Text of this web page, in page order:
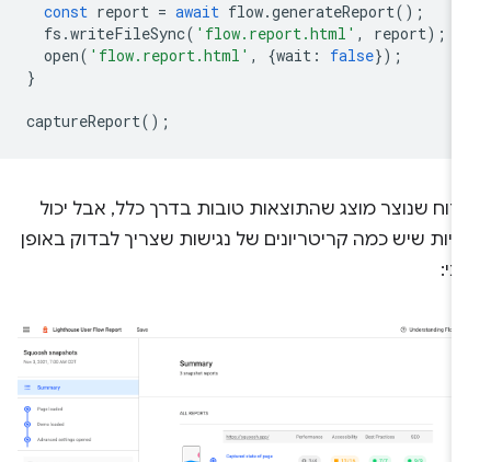
const report = await flow.generateReport
fs.writeFileSync('flow.report.html', report
open('flow.report.html', {wait: false
captureReport
שנוצר מוצג שהתוצאות טובות בדרך כלל, אבל יכול
שיש כמה קריטריונים של נגישות שצריך לבדוק באופן